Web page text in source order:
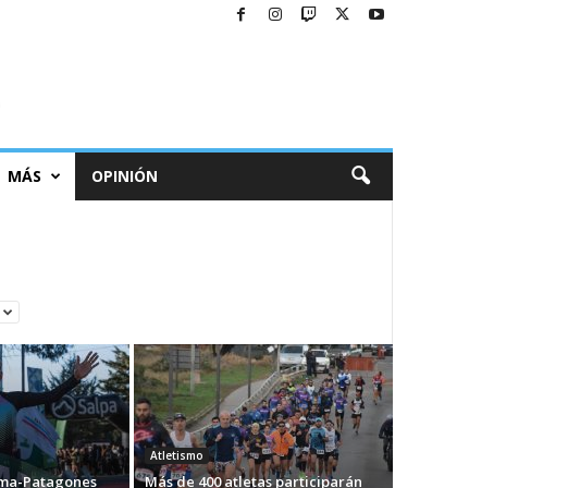
MÁS OPINIÓN
Patagones
Atletismo
Más de 400 atletas participarán